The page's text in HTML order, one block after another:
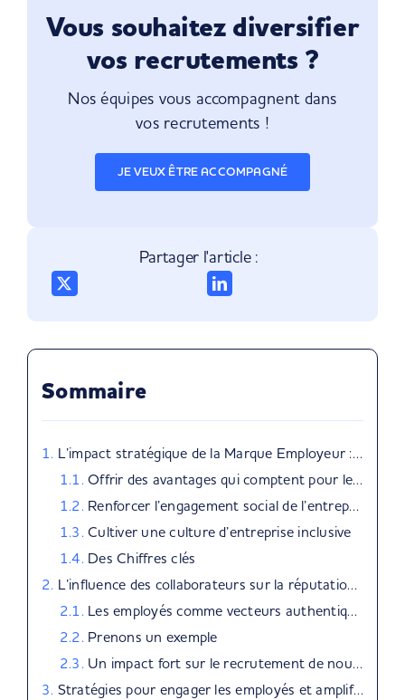
Vous souhaitez diversifier
vos recrutements ?
Nos équipes vous accompagnent dans
vos recrutements !
JE VEUX ÊTRE ACCOMPAGNÉ
Partager l'article :
Sommaire
L’impact stratégique de la Marque Employeur : culture, avantages et réputation
Offrir des avantages qui comptent pour les employés
Renforcer l’engagement social de l’entreprise
Cultiver une culture d’entreprise inclusive
Des Chiffres clés
L’influence des collaborateurs sur la réputation de l’entreprise
Les employés comme vecteurs authentiques de votre marque
Prenons un exemple
Un impact fort sur le recrutement de nouveaux talents
Stratégies pour engager les employés et amplifier le rayonnement de votre marque employeur